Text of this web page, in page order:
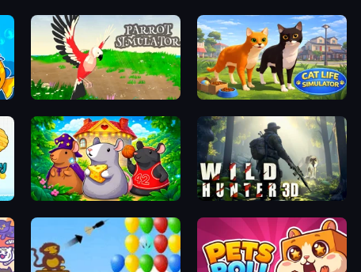
Parrot Simulator Cat Life Simulator 3D
Rat's House - Nonogram Wild Hunter 3D